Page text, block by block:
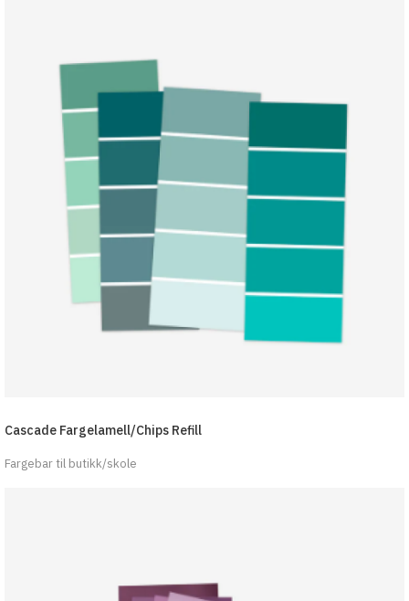
Cascade Fargelamell/Chips Refill
Fargebar til butikk/skole